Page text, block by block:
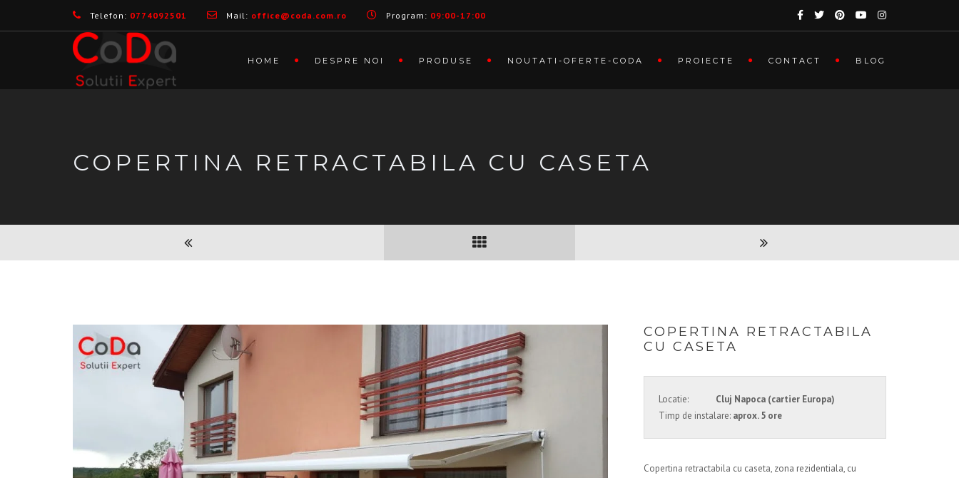
Telefon: 0774092501 Mail: office@coda.com.ro Program: 09:00-17:00
HOME DESPRE NOI PRODUSE NOUTATI-OFERTE-CODA PROIECTE CONTACT BLOG
COPERTINA RETRACTABILA CU CASETA
COPERTINA RETRACTABILA
CU CASETA
Locatie:
Cluj Napoca (cartier Europa)
Timp de instalare: aprox. 5 ore
Copertina retractabila cu caseta, zona rezidentiala, cu